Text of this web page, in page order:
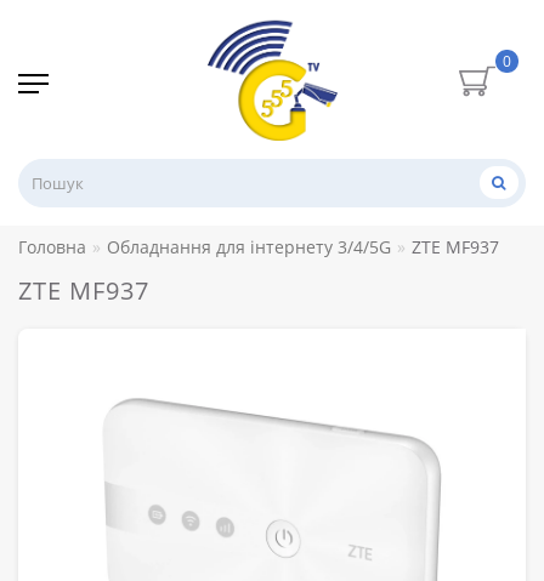
0
Головна Обладнання для інтернету 3/4/5G ZTE MF937
ZTE MF937